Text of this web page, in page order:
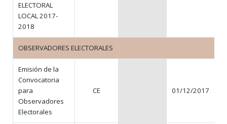
ELECTORAL
LOCAL 2017-
2018
OBSERVADORES ELECTORALES
Emisión de la
Convocatoria
para
Observadores
Electorales
CE 01/12/2017